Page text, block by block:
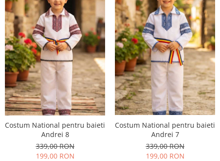
Costum National pentru baieti
Andrei 8
339,00 RON
199,00 RON
Costum National pentru baieti
Andrei 7
339,00 RON
199,00 RON